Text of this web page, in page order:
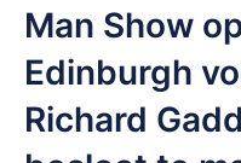
Man Show
Edinburgh
Richard